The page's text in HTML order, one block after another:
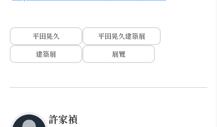
平田晃久
平田晃久建築展
建築展
展覽
許家禎